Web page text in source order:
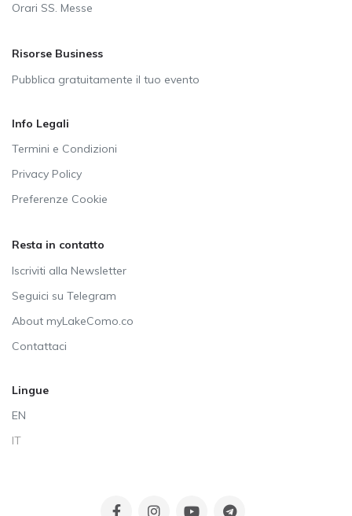
Orari SS. Messe
Risorse Business
Pubblica gratuitamente il tuo evento
Info Legali
Termini e Condizioni
Privacy Policy
Preferenze Cookie
Resta in contatto
Iscriviti alla Newsletter
Seguici su Telegram
About myLakeComo.co
Contattaci
Lingue
EN
IT